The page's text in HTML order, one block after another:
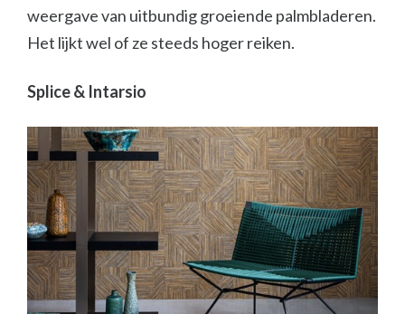
weergave van uitbundig groeiende palmbladeren.
Het lijkt wel of ze steeds hoger reiken.
Splice & Intarsio